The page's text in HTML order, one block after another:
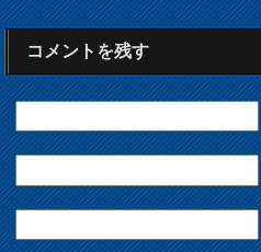
コメントを残す